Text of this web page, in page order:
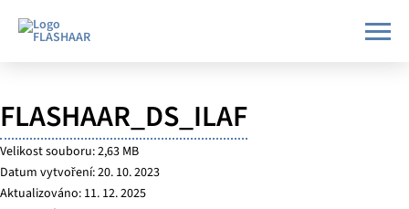
FLASHAAR_DS_ILAF
Velikost souboru: 2,63 MB
Datum vytvoření: 20. 10. 2023
Aktualizováno: 11. 12. 2025